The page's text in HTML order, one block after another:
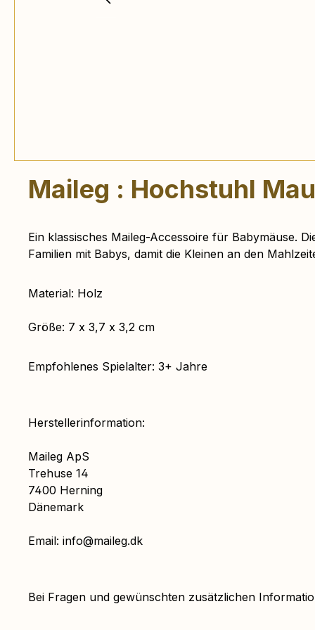
Maileg : Hochstuhl
Ein klassisches Maileg-Accessoire für Babymäuse.
Familien mit Babys, damit die Kleinen an den
Material: Holz
Größe: 7 x 3,7 x 3,2 cm
Empfohlenes Spielalter: 3+ Jahre
Herstellerinformation:
Maileg ApS
Trehuse 14
7400 Herning
Dänemark
Email: info@maileg.dk
Bei Fragen und gewünschten zusätzlichen